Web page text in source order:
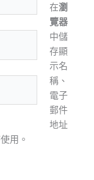
在瀏
覽器
中儲
存顯
示名
稱、
電子
郵件
地址
用。